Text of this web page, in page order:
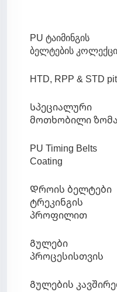
PU ტაიმინგის
ბელტების
HTD, RPP & STD
Სპეციალური
მოთხობილი ზომა
PU Timing Belts
Coating
Დროის ბელტები
ტრეკინგის
პროფილით
Გულები
პროცესისთვის
Გულების